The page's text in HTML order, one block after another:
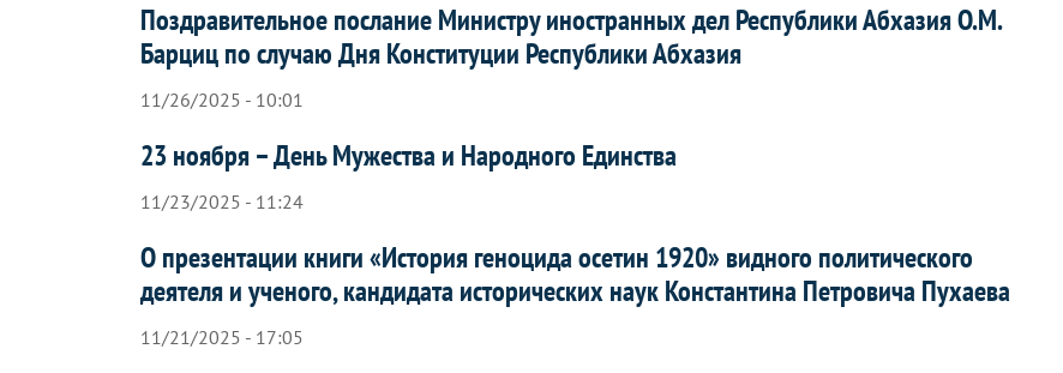
Поздравительное послание Министру иностранных дел Республики Абхазия О.М.
Барциц по случаю Дня Конституции Республики Абхазия
11/26/2025 - 10:01
23 ноября – День Мужества и Народного Единства
11/23/2025 - 11:24
О презентации книги «История геноцида осетин 1920» видного политического
деятеля и ученого, кандидата исторических наук Константина Петровича Пухаева
11/21/2025 - 17:05